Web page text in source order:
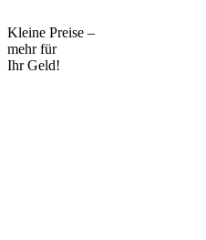
Kleine Preise –
mehr für
Ihr Geld!